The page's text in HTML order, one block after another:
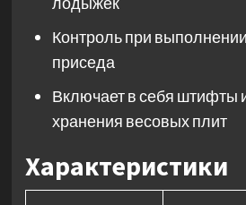
Контроль при
приседа
Включает в себя штифты
хранения весовых плит
Характеристики